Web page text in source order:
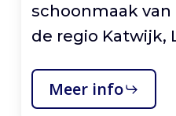
schoonmaak
de regio Katwijk,
Meer info